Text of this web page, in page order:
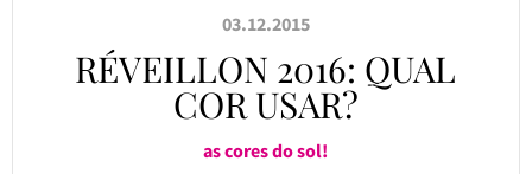
03.12.2015
RÉVEILLON 2016: QUAL
COR USAR?
as cores do sol!